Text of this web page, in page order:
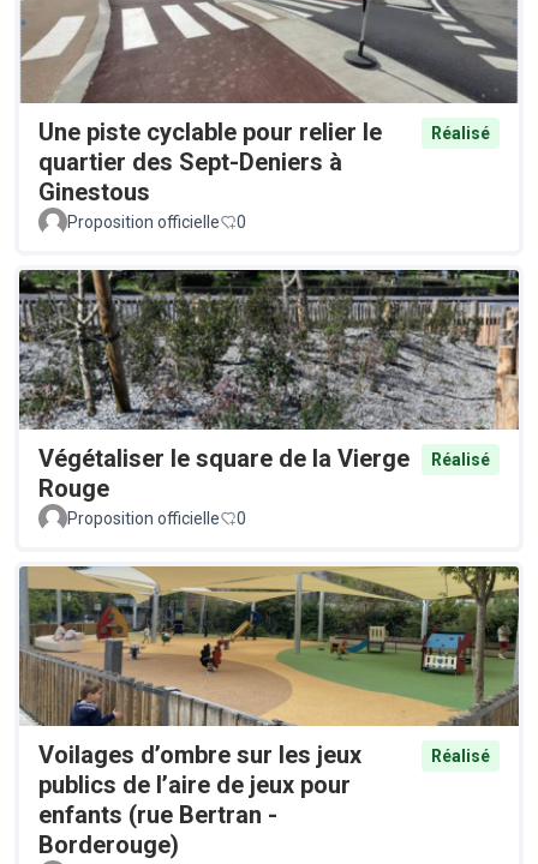
Une piste cyclable pour relier le
quartier des Sept-Deniers à
Ginestous
Réalisé
Proposition officielle 0
Végétaliser le square de la Vierge
Rouge
Réalisé
Proposition officielle 0
Voilages d’ombre sur les jeux
publics de l’aire de jeux pour
enfants (rue Bertran -
Borderouge)
Réalisé